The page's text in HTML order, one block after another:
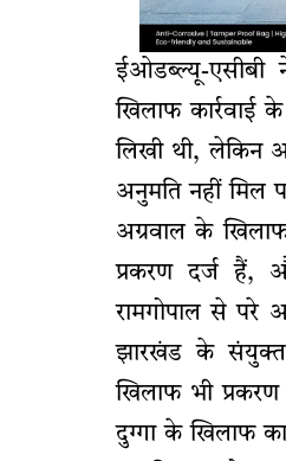
ईओडब्ल्यू-एसीबी
खिलाफ कार्रवाई
लिखी थी, लेकिन
अनुमति नहीं मिल
अग्रवाल के
प्रकरण दर्ज हैं,
रामगोपाल से परे
झारखंड के
खिलाफ भी
दुग्गा के खिलाफ